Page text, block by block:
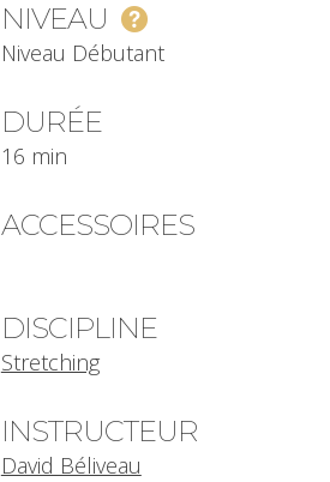
NIVEAU
Niveau Débutant
DURÉE
16 min
ACCESSOIRES
DISCIPLINE
Stretching
INSTRUCTEUR
David Béliveau